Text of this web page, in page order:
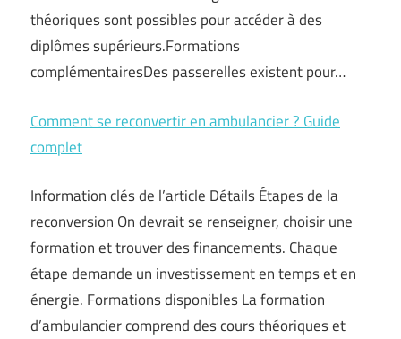
théoriques sont possibles pour accéder à des
diplômes supérieurs.Formations
complémentairesDes passerelles existent pour…
Comment se reconvertir en ambulancier ? Guide
complet
Information clés de l’article Détails Étapes de la
reconversion On devrait se renseigner, choisir une
formation et trouver des financements. Chaque
étape demande un investissement en temps et en
énergie. Formations disponibles La formation
d’ambulancier comprend des cours théoriques et